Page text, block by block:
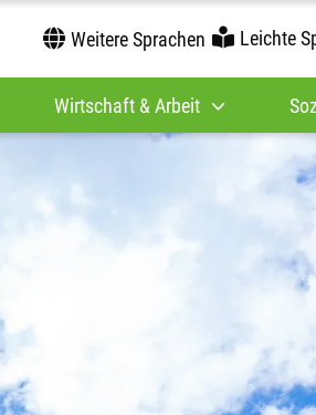
Weitere Sprachen Leichte
Wirtschaft & Arbeit